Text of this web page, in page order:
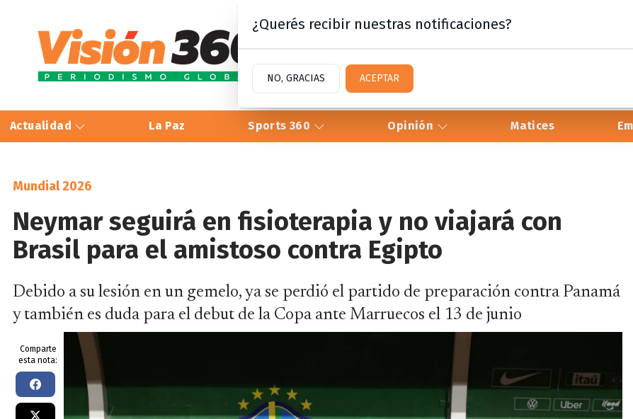
Actualidad La Paz Sports 360 Opinión Matices
Mundial 2026
Neymar seguirá en fisioterapia y no viajará con
Brasil para el amistoso contra Egipto
Debido a su lesión en un gemelo, ya se perdió el partido de preparación contra Panamá
y también es duda para el debut de la Copa ante Marruecos el 13 de junio
Comparte
esta nota:
¿Querés recibir nuestras notificaciones?
NO, GRACIAS ACEPTAR